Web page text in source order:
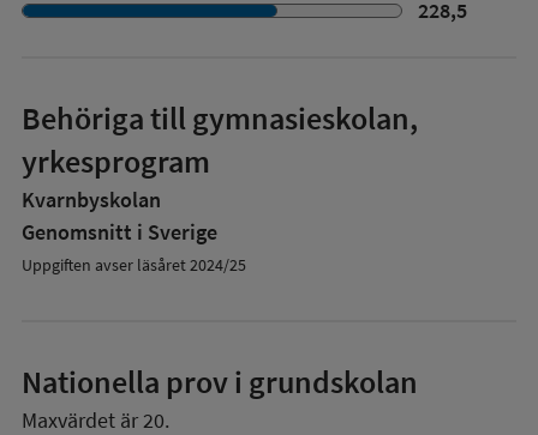
228,5
Behöriga till gymnasieskolan,
yrkesprogram
Kvarnbyskolan
Genomsnitt i Sverige
Uppgiften avser läsåret 2024/25
Nationella prov i grundskolan
Maxvärdet är 20.